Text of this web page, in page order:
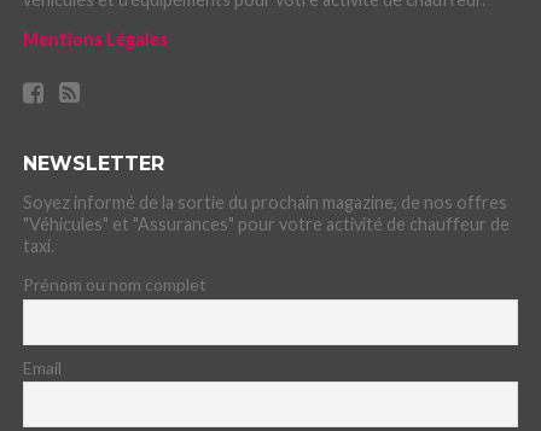
Mentions Légales
NEWSLETTER
Soyez informé de la sortie du prochain magazine, de nos offres
"Véhicules" et "Assurances" pour votre activité de chauffeur de
taxi.
Prénom ou nom complet
Email